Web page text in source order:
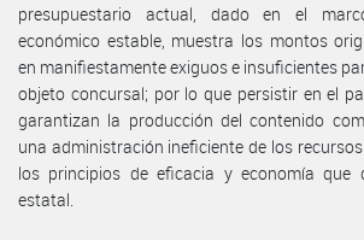
presupuestario actual, dado en el
económico estable, muestra los montos
en manifiestamente exiguos e insuficientes
objeto concursal; por lo que persistir en el
garantizan la producción del contenido
una administración ineficiente de los
los principios de eficacia y economía que
estatal.